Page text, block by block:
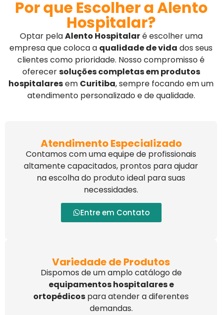
Por que Escolher a Alento
Hospitalar?
Optar pelaAlento Hospitalaré escolher uma
empresa que coloca a qualidade de vida dos seus
clientes como prioridade. Nosso compromisso é
oferecersoluções completas em produtos
hospitalaresem Curitiba, sempre focando em um
atendimento personalizado e de qualidade.
Atendimento Especializado
Contamos com uma equipe de profissionais
altamente capacitados, prontos para ajudar
na escolha do produto ideal para suas
necessidades.
Entre em Contato
Variedade de Produtos
Dispomos de um amplo catálogo de
equipamentos hospitalares e
ortopédicos para atender a diferentes
demandas.